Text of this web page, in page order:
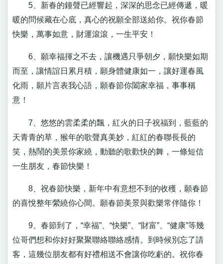
5、新春的鐘聲已經響起，深深的思念已經傳遞，暖
暖的問候藏在心底，真心的祝願全部送給你。祝你春節
快樂，萬事如意，財運滾滾，一生平安！
6、願幸福揮之不去，讓機遇只爭朝夕，願快樂如期
而至，讓情誼日累月積，願身體健康如一，讓好運春風
化雨，願片言表我心語，願春節你闔家幸福，事事稱
意！
7、悠悠的雲柔柔的飄，紅火的日子祝福到，藍藍的
天青青的草，猴年的歌聲真美妙，紅紅的春聯長長的
笑，熱鬧的美景你家繞，動聽的歌歡快的舞，一條短信
一生朋友，春節快樂！
8、祝春節快樂，新年中有意想不到的收穫，願春節
的喜悅整年縈繞你心間。願春節美景與歡樂常伴隨你！
9、春節到了，“幸福”、“快樂”、“財富”、“健康”等幾
位哥們想和你好好聚聚聯絡聯絡感情。到時候別忘了請
客，這幾位朋友都有好禮相送不會讓你吃虧的。祝你春